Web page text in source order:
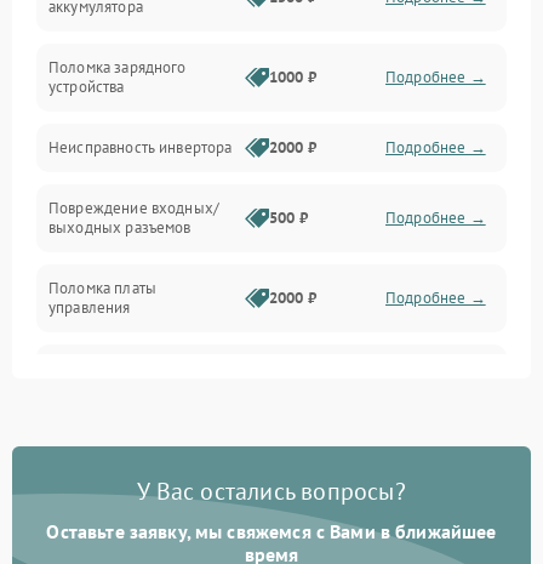
Механические повреждения
Механика
аккумулятора
Поломка зарядного
устройства
1000 ₽ Подробнее →
Неисправность инвертора 2000 ₽ Подробнее →
Повреждение входных/
выходных разъемов
500 ₽ Подробнее →
Поломка платы
управления
2000 ₽ Подробнее →
Повреждение
Поломка предохранителя 100 ₽ Подробнее →
У Вас остались вопросы?
Оставьте заявку, мы свяжемся с Вами в ближайшее
время